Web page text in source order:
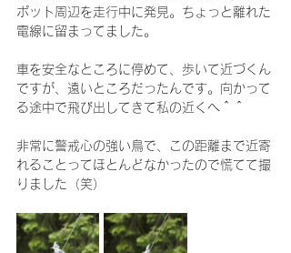
ポット周辺を走行中に発見。ちょっと離れた
電線に留まってました。
車を安全なところに停めて、歩いて近づくん
ですが、遠いところだったんです。向かって
る途中で飛び出してきて私の近くへ＾＾
非常に警戒心の強い鳥で、この距離まで近寄
れることってほとんどなかったので慌てて撮
りました（笑）